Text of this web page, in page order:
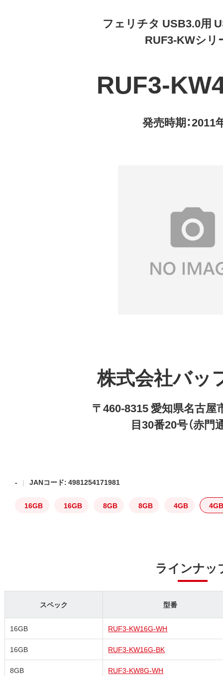
フェリチタ USB3.0用
RUF3-KWシリ
RUF3-
発売時期：2011
株式会社バッ
〒460-8315 愛知県名古屋
目30番20号（赤門
- JANコード: 4981254171981
16GB 16GB 8GB 8GB 4GB
ラインナッ
スペック 型番
16GB RUF3-KW16G-WH
16GB RUF3-KW16G-BK
8GB RUF3-KW8G-WH